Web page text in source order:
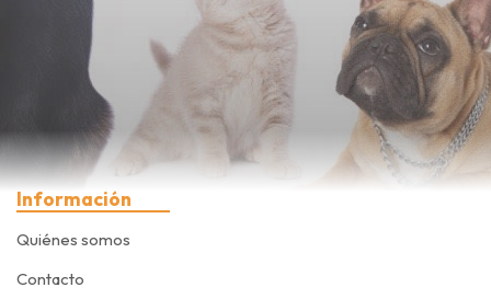
Información
Quiénes somos
Contacto